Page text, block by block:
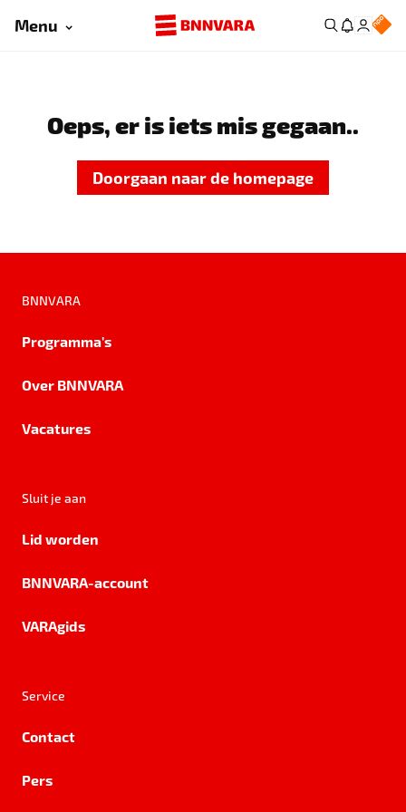
Menu
Oeps, er is iets mis gegaan..
Doorgaan naar de homepage
BNNVARA
Programma's
Over BNNVARA
Vacatures
Sluit je aan
Lid worden
BNNVARA-account
VARAgids
Service
Contact
Pers